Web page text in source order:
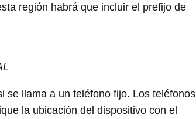
región habrá que incluir el prefijo de
se llama a un teléfono fijo. Los teléfonos
la ubicación del dispositivo con el